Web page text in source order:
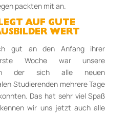
packten mit an.
AUF GUTE
WERT
gut an den Anfang ihrer
Woche war unsere
in der sich alle neuen
Studierenden mehrere Tage
Das hat sehr viel Spaß
wir uns jetzt auch alle